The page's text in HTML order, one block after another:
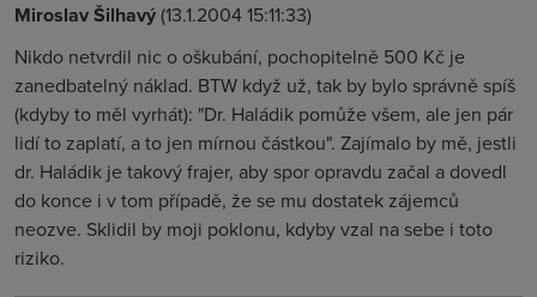
Miroslav Šilhavý(13.1.2004 15:11:33)
Nikdo netvrdil nic o oškubání, pochopitelně 500 Kč je
zanedbatelný náklad. BTW když už, tak by bylo správně spíš
(kdyby to měl vyrhát): "Dr. Haládik pomůže všem, ale jen pár
lidí to zaplatí, a to jen mírnou částkou". Zajímalo by mě, jestli
dr. Haládik je takový frajer, aby spor opravdu začal a dovedl
do konce i v tom případě, že se mu dostatek zájemců
neozve. Sklidil by moji poklonu, kdyby vzal na sebe i toto
riziko.